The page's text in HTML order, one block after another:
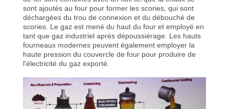
sont ajoutés au four pour former les scories, qui sont
déchargées du trou de connexion et du débouché de
scories. Le gaz est mené du haut du four et employé en
tant que gaz industriel après dépoussiérage. Les hauts
fourneaux modernes peuvent également employer la
haute pression du couvercle de four pour produire de
l'électricité du gaz exporté.